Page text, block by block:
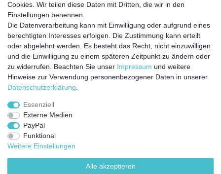
Jetzt anmelden und auf dem Laufenden
bleiben!
Sie wollen keine Neuigkeiten verpassen?
Dann melden Sie sich noch heute zu unserem Newsletter an:
VORNAME
E-MAIL **
Newsletter
Honig
Ich stimme zu, dass meine personenbezogenen Daten genutzt werden, um
Cookies. Wir teilen diese Daten mit Dritten, die wir in den
Einstellungen benennen.
Die Datenverarbeitung kann mit Einwilligung oder aufgrund eines
berechtigten Interesses erfolgen. Die Zustimmung kann erteilt
oder abgelehnt werden. Es besteht das Recht, nicht einzuwilligen
und die Einwilligung zu einem späteren Zeitpunkt zu ändern oder
zu widerrufen. Beachten Sie unser Impressum und weitere
Hinweise zur Verwendung personenbezogener Daten in unserer
Daten­schutz­erklärung
Essenziell
Externe Medien
PayPal
Funktional
Weitere Einstellungen
Alle akzeptieren